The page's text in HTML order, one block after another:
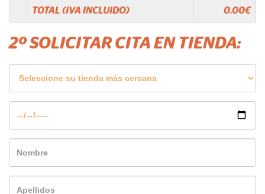
TOTAL (IVA INCLUIDO) 0.00€
2º SOLICITAR CITA EN TIENDA: